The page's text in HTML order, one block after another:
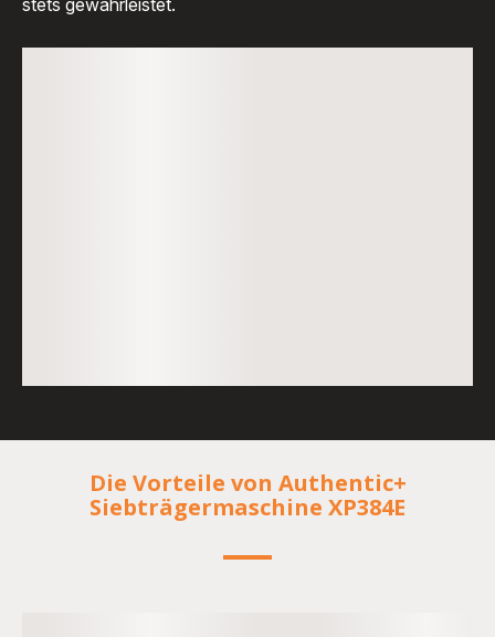
stets gewährleistet.
Die Vorteile von Authentic+
Siebträgermaschine XP384E